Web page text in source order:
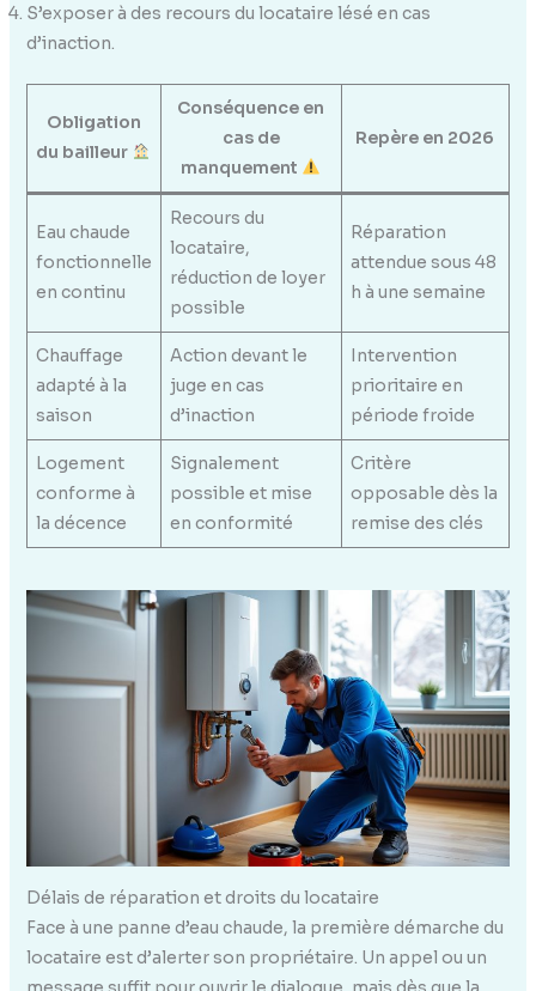
S’exposer à des recours du locataire lésé en cas
d’inaction.
Obligation
du bailleur
Conséquence en
cas de
manquement
Repère en 2026
Eau chaude
fonctionnelle
en continu
Recours du
locataire,
réduction de loyer
possible
Réparation
attendue sous 48
h à une semaine
Chauffage
adapté à la
saison
Action devant le
juge en cas
d’inaction
Intervention
prioritaire en
période froide
Logement
conforme à
la décence
Signalement
possible et mise
en conformité
Critère
opposable dès la
remise des clés
Délais de réparation et droits du locataire
Face à une panne d’eau chaude, la première démarche du
locataire est d’alerter son propriétaire. Un appel ou un